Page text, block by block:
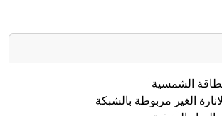
الشمسية
الغير مربوطة بالشبكة